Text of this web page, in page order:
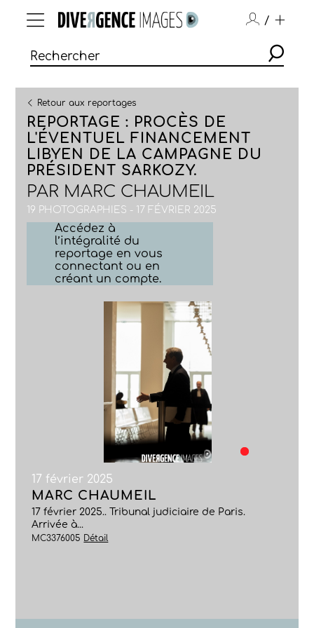
/
Retour aux reportages
REPORTAGE : PROCÈS DE
L'ÉVENTUEL FINANCEMENT
LIBYEN DE LA CAMPAGNE DU
PRÉSIDENT SARKOZY.
PAR MARC CHAUMEIL
19 PHOTOGRAPHIES - 17 FÉVRIER 2025
Accédez à
l’intégralité du
reportage en vous
connectant ou en
créant un compte.
17 février 2025
MARC CHAUMEIL
17 février 2025.. Tribunal judiciaire de Paris.
Arrivée à...
MC3376005 Détail